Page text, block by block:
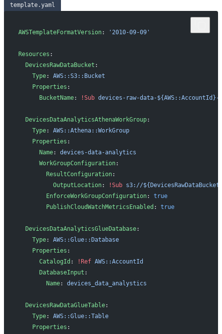
template.yaml
AWSTemplateFormatVersion: '2010-09-09'
Resources :
  DevicesRawDataBucket
:
    Type
: AWS::S3::Bucket
    Properties
:
      BucketName
: !Sub devices-raw-data-${AWS::AccountId}-
  DevicesDataAnalyticsAthenaWorkGroup
:
    Type
: AWS::Athena::WorkGroup
    Properties
:
      Name
: devices-data-analytics
      WorkGroupConfiguration
:
        ResultConfiguration
:
          OutputLocation
: !Sub s3://
        EnforceWorkGroupConfiguration
: true
        PublishCloudWatchMetricsEnabled
: true
  DevicesDataAnalyticsGlueDatabase
:
    Type
: AWS::Glue::Database
    Properties
:
      CatalogId
: !Ref AWS::AccountId
      DatabaseInput
:
        Name
: devices_data_analystics
  DevicesRawDataGlueTable
:
    Type
: AWS::Glue::Table
    Properties
: